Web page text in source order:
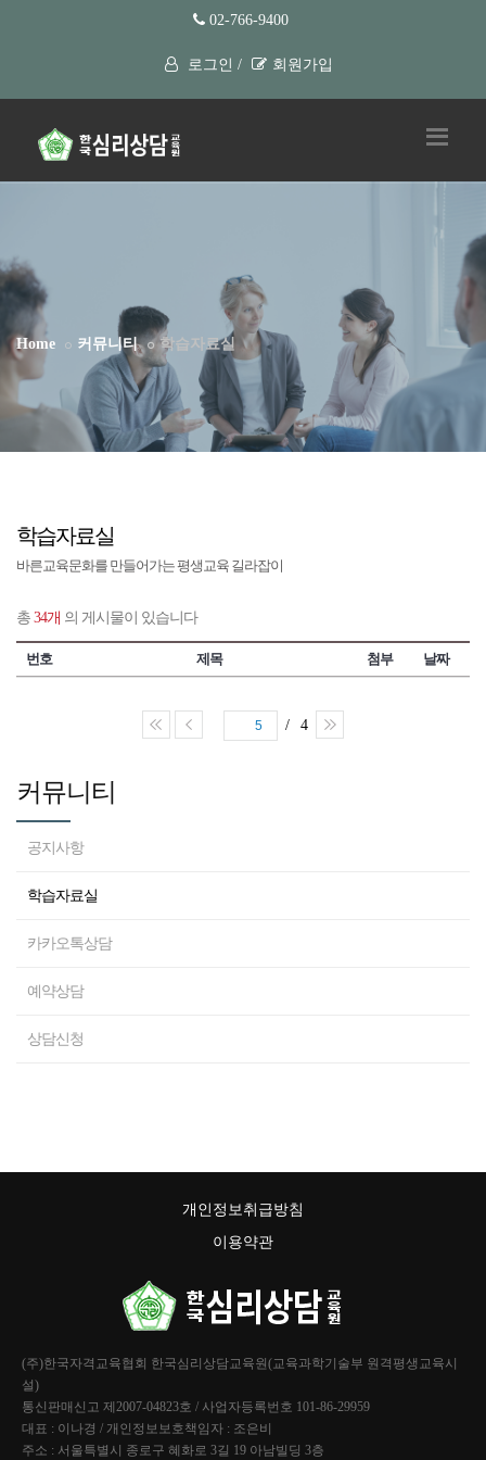
02-766-9400
로그인 / 회원가입
Home 커뮤니티 학습자료실
학습자료실
바른교육문화를 만들어가는 평생교육 길라잡이
총 34개 의 게시물이 있습니다
번호 제목 첨부 날짜
5 / 4
커뮤니티
공지사항
학습자료실
카카오톡상담
예약상담
상담신청
개인정보취급방침
이용약관
(주)한국자격교육협회 한국심리상담교육원(교육과학기술부 원격평생교육시
설)
통신판매신고 제2007-04823호 / 사업자등록번호 101-86-29959
대표 : 이나경 / 개인정보보호책임자 : 조은비
주소 : 서울특별시 종로구 혜화로 3길 19 아남빌딩 3층